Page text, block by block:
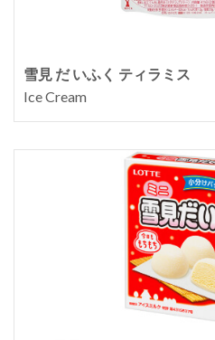
雪見 だ いふく ティラミス
Ice Cream